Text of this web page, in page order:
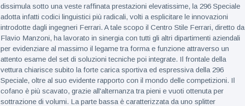
dissimula sotto una veste raffinata prestazioni elevatissime, la 296 Speciale
adotta infatti codici linguistici più radicali, volti a esplicitare le innovazioni
introdotte dagli ingegneri Ferrari. A tale scopo il Centro Stile Ferrari, diretto da
Flavio Manzoni, ha lavorato in sinergia con tutti gli altri dipartimenti aziendali
per evidenziare al massimo il legame tra forma e funzione attraverso un
attento esame del set di soluzioni tecniche poi integrate. Il frontale della
vettura chiarisce subito la forte carica sportiva ed espressiva della 296
Speciale, oltre al suo evidente rapporto con il mondo delle competizioni. Il
cofano è più scavato, grazie all'alternanza tra pieni e vuoti ottenuta per
sottrazione di volumi. La parte bassa è caratterizzata da uno splitter